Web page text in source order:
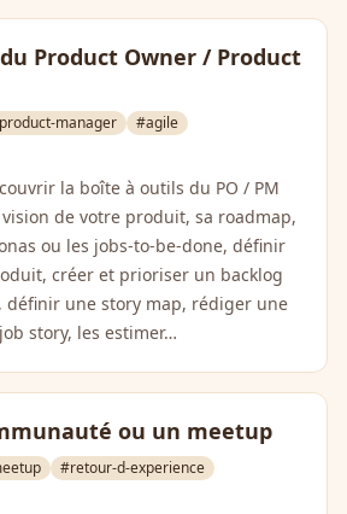
Product Owner / Product
manager
#agile
la boîte à outils du PO / PM
de votre produit, sa roadmap,
ou les jobs-to-be-done, définir
créer et prioriser un backlog
définir une story map, rédiger une
story, les estimer…
ou un meetup
#retour-d-experience